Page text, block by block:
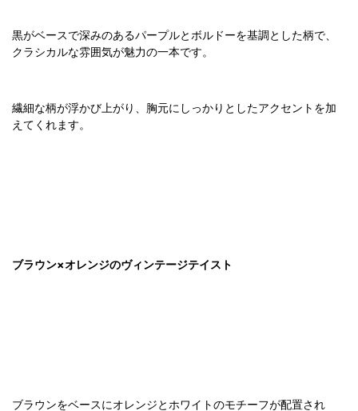
黒がベースで深みのあるパープルとボルドーを基調とした柄で、
クラシカルな雰囲気が魅力の一本です。
繊細な柄が浮かび上がり、胸元にしっかりとしたアクセントを加
えてくれます。
ブラウン×オレンジのヴィンテージテイスト
ブラウンをベースにオレンジとホワイトのモチーフが配置され